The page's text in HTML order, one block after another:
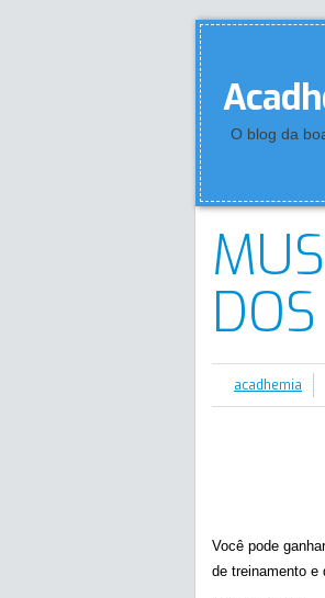
O blog da
acadhemia
Você pode
de treinamento e